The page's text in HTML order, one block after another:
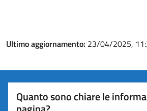
Ultimo aggiornamento: 23/04/2025,
Quanto sono chiare le